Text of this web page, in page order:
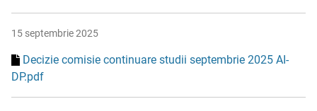
15 septembrie 2025
Decizie comisie continuare studii septembrie 2025 AI-
DP.pdf